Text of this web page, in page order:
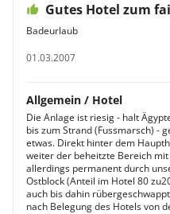
Gutes Hotel zum
Badeurlaub
01.03.2007
Allgemein / Hotel
Die Anlage ist riesig - halt
bis zum Strand (Fussmarsch) -
etwas. Direkt hinter dem
weiter der beheitzte Bereich
allerdings permanent durch
Ostblock (Anteil im Hotel 80
auch bis dahin
nach Belegung des Hotels von